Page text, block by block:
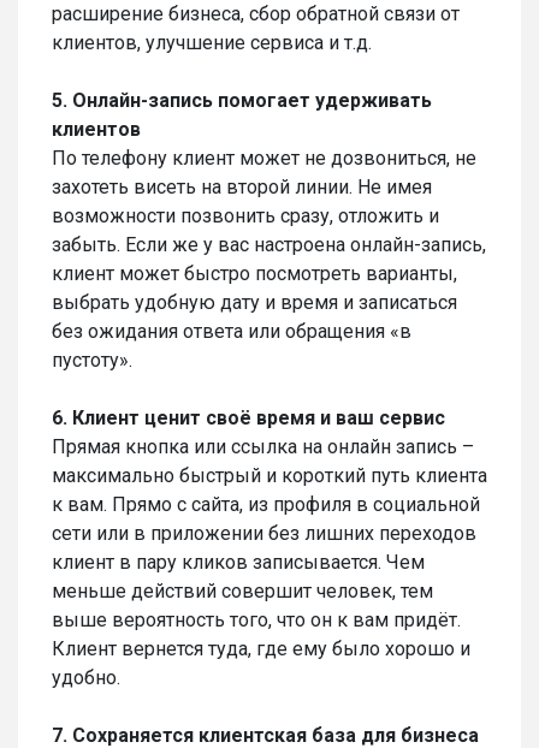
расширение бизнеса, сбор обратной связи от
клиентов, улучшение сервиса и т.д.
5. Онлайн-запись помогает удерживать
клиентов
По телефону клиент может не дозвониться, не
захотеть висеть на второй линии. Не имея
возможности позвонить сразу, отложить и
забыть. Если же у вас настроена онлайн-запись,
клиент может быстро посмотреть варианты,
выбрать удобную дату и время и записаться
без ожидания ответа или обращения «в
пустоту».
6. Клиент ценит своё время и ваш сервис
Прямая кнопка или ссылка на онлайн запись –
максимально быстрый и короткий путь клиента
к вам. Прямо с сайта, из профиля в социальной
сети или в приложении без лишних переходов
клиент в пару кликов записывается. Чем
меньше действий совершит человек, тем
выше вероятность того, что он к вам придёт.
Клиент вернется туда, где ему было хорошо и
удобно.
7. Сохраняется клиентская база для бизнеса